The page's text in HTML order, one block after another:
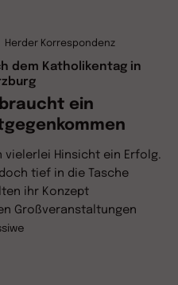
Herder Korrespondenz
dem Katholikentag in
braucht ein
vielerlei Hinsicht ein Erfolg.
tief in die Tasche
ihr Konzept
Großveranstaltungen